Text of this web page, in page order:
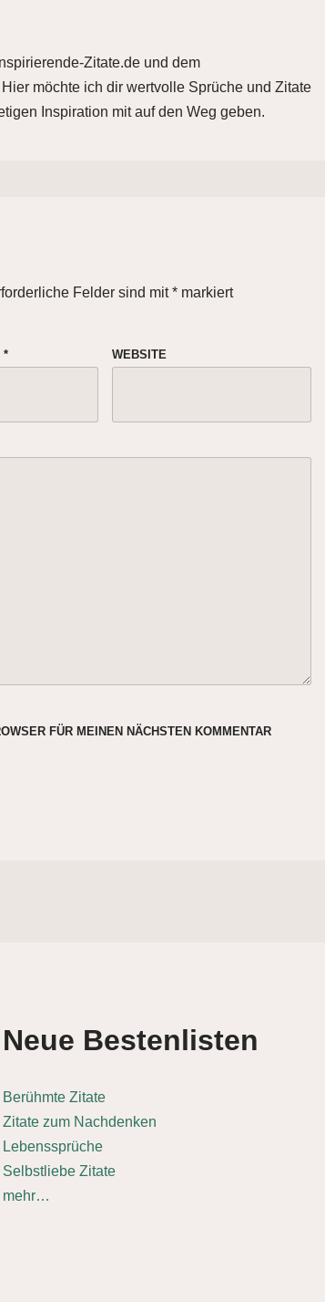
Zitate.de und dem
möchte ich dir wertvolle Sprüche und Zitate
Inspiration mit auf den Weg geben.
Felder sind mit* markiert
* WEBSITE
FÜR MEINEN NÄCHSTEN KOMMENTAR
Neue Bestenlisten
Berühmte Zitate
Zitate zum Nachdenken
Lebenssprüche
Selbstliebe Zitate
mehr…